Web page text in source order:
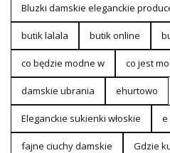
Bluzki damskie eleganckie
butik lalala butik online
co będzie modne w co jest
damskie ubrania ehurtowo
Eleganckie sukienki włoskie e
fajne ciuchy damskie Gdzie